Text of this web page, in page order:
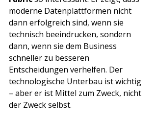
moderne Datenplattformen nicht
dann erfolgreich sind, wenn sie
technisch beeindrucken, sondern
dann, wenn sie dem Business
schneller zu besseren
Entscheidungen verhelfen. Der
technologische Unterbau ist wichtig
– aber er ist Mittel zum Zweck, nicht
der Zweck selbst.